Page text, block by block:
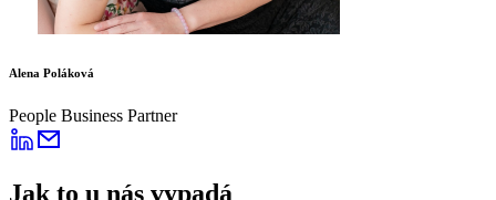
Alena Poláková
People Business Partner
Jak to u nás vypadá